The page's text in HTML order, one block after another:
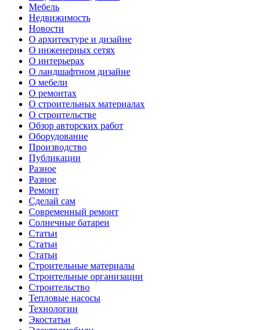
Мебель
Недвижимость
Новости
О архитектуре и дизайне
О инженерных сетях
О интерьерах
О ландшафтном дизайне
О мебели
О ремонтах
О строительных материалах
О строительстве
Обзор авторских работ
Оборудование
Производство
Публикации
Разное
Разное
Ремонт
Сделай сам
Современный ремонт
Солнечные батареи
Статьи
Статьи
Статьи
Строительные материалы
Строительные организации
Строительство
Тепловые насосы
Технологии
Экостатьи